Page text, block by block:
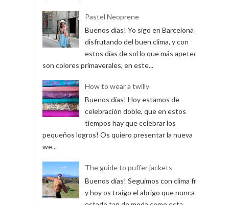
Pastel Neoprene
Buenos días! Yo sigo en Barcelona
disfrutando del buen clima, y con
estos días de sol lo que más apetece
son colores primaverales, en este...
How to wear a twilly
Buenos días! Hoy estamos de
celebración doble, que en estos
tiempos hay que celebrar los
pequeños logros! Os quiero presentar la nueva
we...
The guide to puffer jackets
Buenos días! Seguimos con clima frío
y hoy os traigo el abrigo que nunca ha